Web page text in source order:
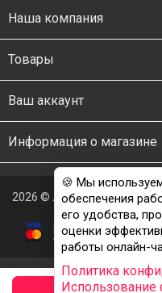
Наша компания
Товары
Ваш аккаунт
Информация о магазине
2026 © Люкс Постель
🍪 Мы
обеспечения
его удобства,
оценки
работы онлайн-
Политика
Использование